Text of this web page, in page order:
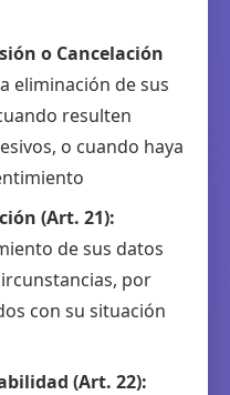
o Cancelación
eliminación de sus
resulten
o cuando haya
(Art. 21):
de sus datos
por
con su situación
(Art. 22):